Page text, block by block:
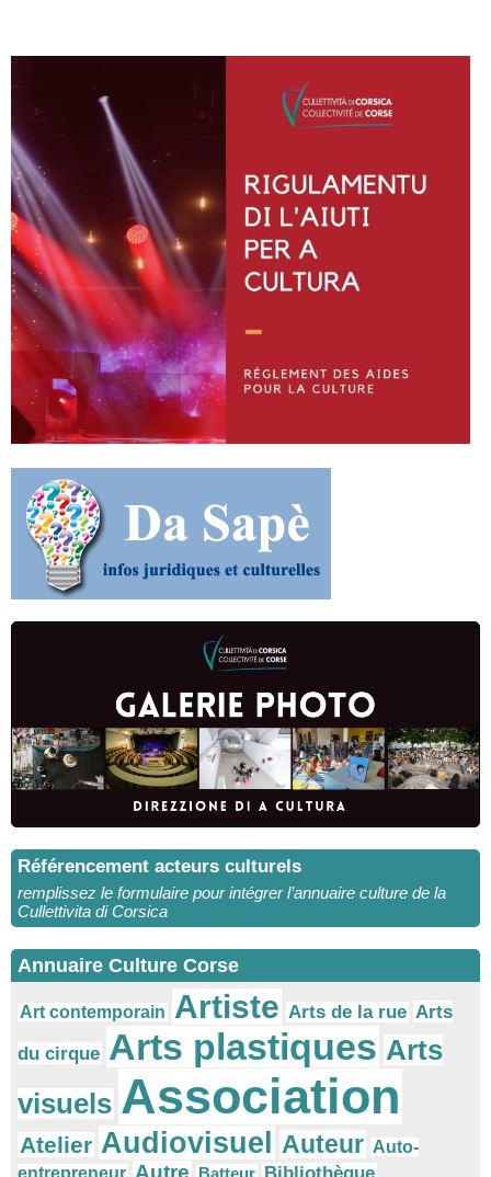
Référencement acteurs culturels
remplissez le formulaire pour intégrer l’annuaire culture de la
Cullettivita di Corsica
Annuaire Culture Corse
Art contemporain Artiste Arts de la rue Arts
du cirque Arts plastiques Arts
visuels Association
Atelier Audiovisuel Auteur Auto-